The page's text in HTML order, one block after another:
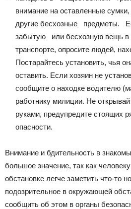
внимание на оставленные
другие бесхозные предметы.
забытую или бесхозную вещь в
транспорте, опросите людей,
Постарайтесь установить, чья
оставить. Если хозяин не
сообщите о находке водителю
работнику милиции. Не
руками, предупредите стоящих
опасности.
Внимание и бдительность в
большое значение, так как
обстановке легче заметить что-то
подозрительное в окружающей
сообщить об этом в органы